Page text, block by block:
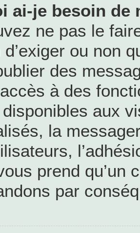
ai-je besoin de
ne pas le
ou non
des
à des
aux
la
prend qu’un
par